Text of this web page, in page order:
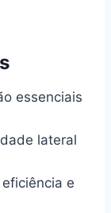
essenciais
lateral
e